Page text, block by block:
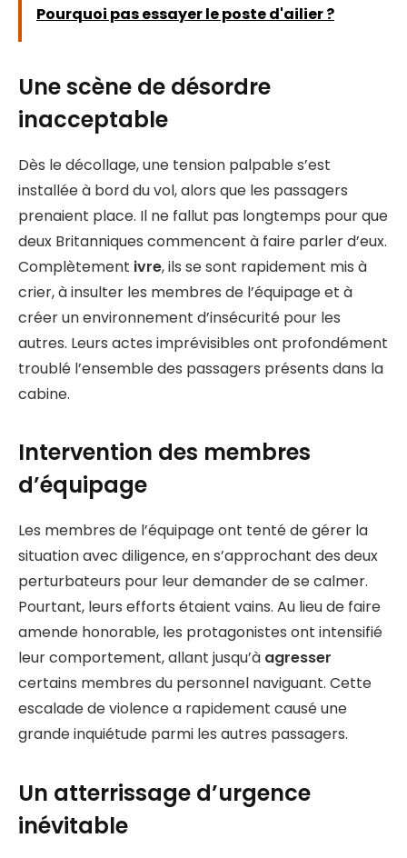
Pourquoi pas essayer le poste d'ailier ?
Une scène de désordre
inacceptable
Dès le décollage, une tension palpable s’est
installée à bord du vol, alors que les passagers
prenaient place. Il ne fallut pas longtemps pour que
deux Britanniques commencent à faire parler d’eux.
Complètement ivre, ils se sont rapidement mis à
crier, à insulter les membres de l’équipage et à
créer un environnement d’insécurité pour les
autres. Leurs actes imprévisibles ont profondément
troublé l’ensemble des passagers présents dans la
cabine.
Intervention des membres
d’équipage
Les membres de l’équipage ont tenté de gérer la
situation avec diligence, en s’approchant des deux
perturbateurs pour leur demander de se calmer.
Pourtant, leurs efforts étaient vains. Au lieu de faire
amende honorable, les protagonistes ont intensifié
leur comportement, allant jusqu’à agresser
certains membres du personnel naviguant. Cette
escalade de violence a rapidement causé une
grande inquiétude parmi les autres passagers.
Un atterrissage d’urgence
inévitable